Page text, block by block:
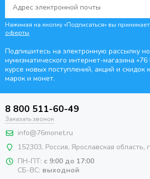
Нажимая на кнопку «Подписаться» вы
оферты.
Подпишитесь на электронную рассылку
нумизматического интернет-магазина
курсе новых поступлений, акций и скидок
марок и монет.
8 800 511-60-49
Заказать звонок
info@76monet.ru
152303, Россия, Ярославская область,
ПН-ПТ: с 9:00 до 17:00
СБ-ВС: выходной